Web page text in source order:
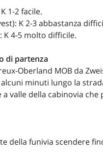
1-2 facile.
K 2-3 abbastanza
K 4-5 molto difficile.
di partenza
Oberland MOB da
minuti lungo la
a valle della cabinovia
della funivia scendere